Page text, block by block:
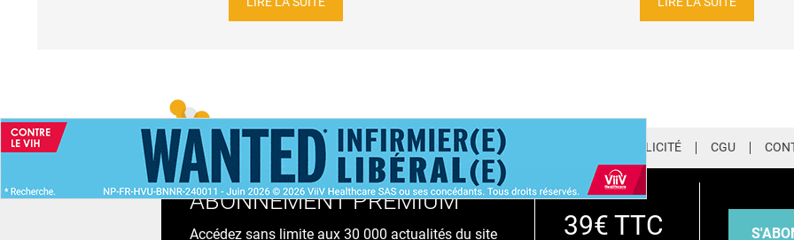
ACCUEIL NEWSLETTER QUI SOMMES-NOUS ? PUBLICITÉ CGU
ABONNEMENT PREMIUM
Accédez sans limite aux 30 000 actualités du site 39€ TTC